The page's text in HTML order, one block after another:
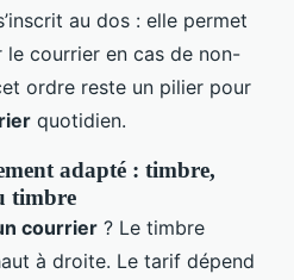
au dos : elle permet
courrier en cas de non-
ordre reste un pilier pour
quotidien.
adapté : timbre,
timbre
courrier ? Le timbre
à droite. Le tarif dépend